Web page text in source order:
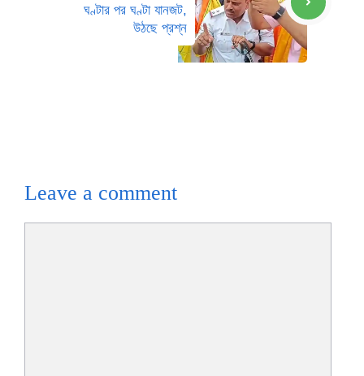
ঘণ্টার পর ঘণ্টা যানজট,
উঠছে প্রশ্ন
Leave a comment